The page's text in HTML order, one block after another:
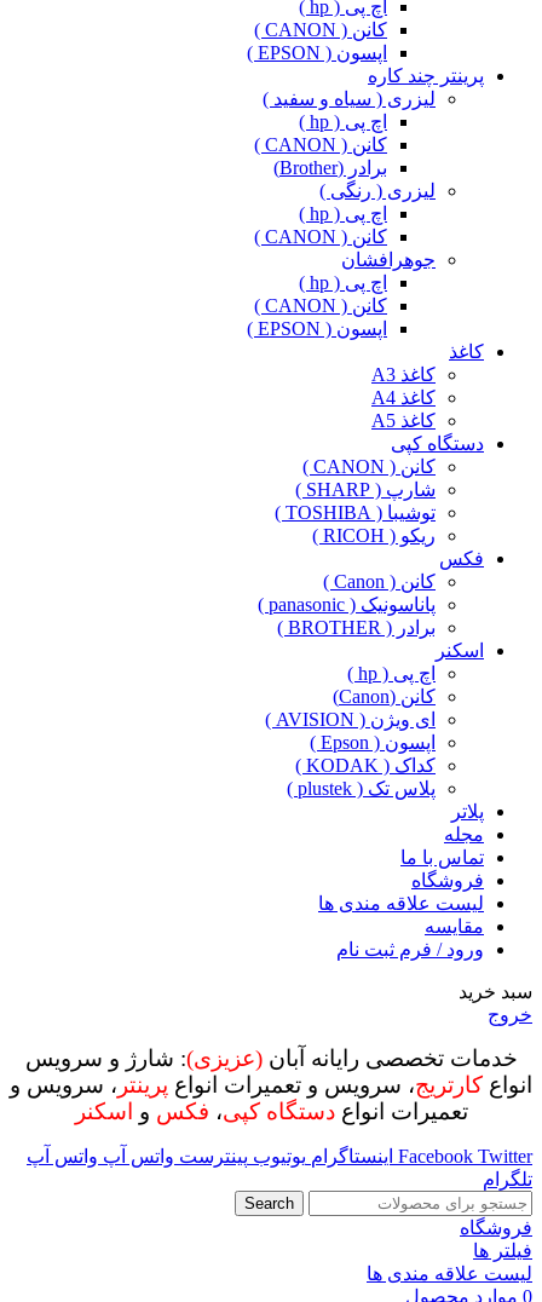
اچ پی ( hp )
کانن ( CANON )
اپسون ( EPSON )
پرینتر چند کاره
لیزری ( سیاه و سفید )
اچ پی ( hp )
کانن ( CANON )
برادر (Brother)
لیزری ( رنگی )
اچ پی ( hp )
کانن ( CANON )
جوهرافشان
اچ پی ( hp )
کانن ( CANON )
اپسون ( EPSON )
کاغذ
کاغذ A3
کاغذ A4
کاغذ A5
دستگاه کپی
کانن ( CANON )
شارپ ( SHARP )
توشیبا ( TOSHIBA )
ریکو ( RICOH )
فکس
کانن ( Canon )
پاناسونیک ( panasonic )
برادر ( BROTHER )
اسکنر
اچ پی ( hp )
کانن (Canon)
ای ویژن ( AVISION )
اپسون ( Epson )
کداک ( KODAK )
پلاس تک ( plustek )
پلاتر
مجله
تماس با ما
فروشگاه
لیست علاقه مندی ها
مقایسه
ورود / فرم ثبت نام
سبد خرید
خروج
خدمات تخصصی رایانه آبان (عزیزی): شارژ و سرویس
انواع کارتریج، سرویس و تعمیرات انواع پرینتر ، سرویس و
تعمیرات انواعدستگاه کپی، فکس و اسکنر
Facebook Twitter اینستاگرام یوتیوب پینترست واتس آپ واتس آپ
تلگرام
Search
فروشگاه
فیلتر ها
لیست علاقه مندی ها
0 موارد محصول